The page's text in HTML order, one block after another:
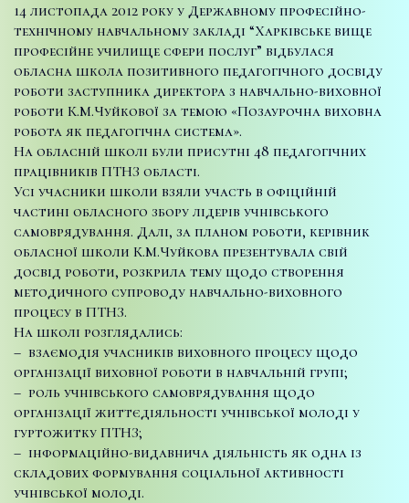
14 листопада 2012 року у Державному професійно-
технічному навчальному закладі “Харківське вище
професійне училище сфери послуг” відбулася
обласна школа позитивного педагогічного досвіду
роботи заступника директора з навчально-виховної
роботи К.М.Чуйкової за темою «Позаурочна виховна
робота як педагогічна система».
На обласній школі були присутні 48 педагогічних
працівників ПТНЗ області.
Усі учасники школи взяли участь в офіційній
частині обласного збору лідерів учнівського
самоврядування. Далі, за планом роботи, керівник
обласної школи К.М.Чуйкова презентувала свій
досвід роботи, розкрила тему щодо створення
методичного супроводу навчально-виховного
процесу в ПТНЗ.
На школі розглядались:
– взаємодія учасників виховного процесу щодо
організації виховної роботи в навчальній групі;
– роль учнівського самоврядування щодо
організації життєдіяльності учнівської молоді у
гуртожитку ПТНЗ;
– інформаційно-видавнича діяльність як одна із
складових формування соціальної активності
учнівської молоді.